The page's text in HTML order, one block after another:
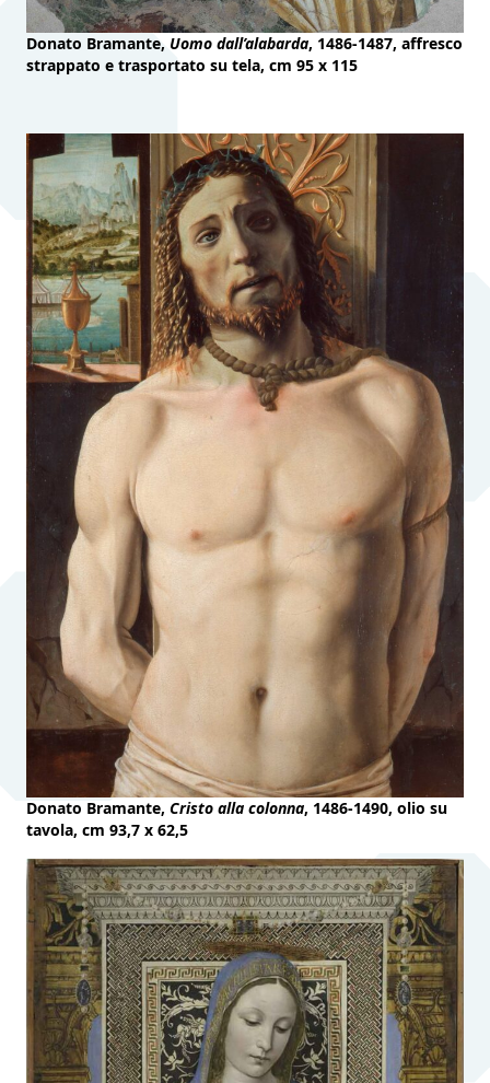
Donato Bramante, Uomo dall’alabarda, 1486-1487, affresco
strappato e trasportato su tela, cm 95 x 115
Donato Bramante, Cristo alla colonna, 1486-1490, olio su
tavola, cm 93,7 x 62,5